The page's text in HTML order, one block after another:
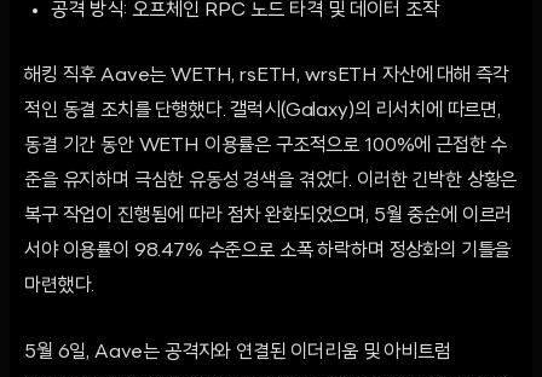
공격 방식: 오프체인 RPC 노드 타격 및 데이터 조작
해킹 직후 Aave는 WETH, rsETH, wrsETH 자산에 대해 즉각
적인 동결 조치를 단행했다. 갤럭시(Galaxy)의 리서치에 따르면,
동결 기간 동안 WETH 이용률은 구조적으로 100%에 근접한 수
준을 유지하며 극심한 유동성 경색을 겪었다. 이러한 긴박한 상황은
복구 작업이 진행됨에 따라 점차 완화되었으며, 5월 중순에 이르러
서야 이용률이 98.47% 수준으로 소폭 하락하며 정상화의 기틀을
마련했다.
5월 6일, Aave는 공격자와 연결된 이더리움 및 아비트럼